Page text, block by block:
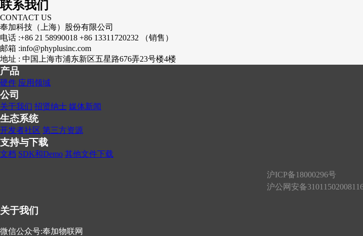
联系我们
CONTACT US
奉加科技（上海）股份有限公司
电话 :+86 21 58990018 +86 13311720232 （销售）
邮箱 :info@phyplusinc.com
地址 : 中国上海市浦东新区五星路676弄23号楼4楼
产品
硬件 应用领域
公司
关于我们 招贤纳士 媒体新闻
生态系统
开发者社区 第三方资源
支持与下载
文档 SDK和Demo 其他文件下载
沪ICP备18000296号
沪公网安备
关于我们
微信公众号:奉加物联网